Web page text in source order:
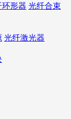
环形器 光纤合束
光纤激光器